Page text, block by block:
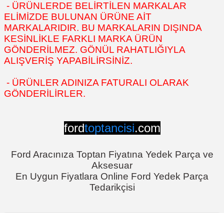
- ÜRÜNLERDE BELİRTİLEN MARKALAR
ELİMİZDE BULUNAN ÜRÜNE AİT
MARKALARIDIR. BU MARKALARIN DIŞINDA
KESİNLİKLE FARKLI MARKA ÜRÜN
GÖNDERİLMEZ. GÖNÜL RAHATLIĞIYLA
ALIŞVERİŞ YAPABİLİRSİNİZ.
- ÜRÜNLER ADINIZA FATURALI OLARAK
GÖNDERİLİRLER.
fordtoptancisi.com
Ford Aracınıza Toptan Fiyatına Yedek Parça ve
Aksesuar
En Uygun Fiyatlara Online Ford Yedek Parça
Tedarikçisi